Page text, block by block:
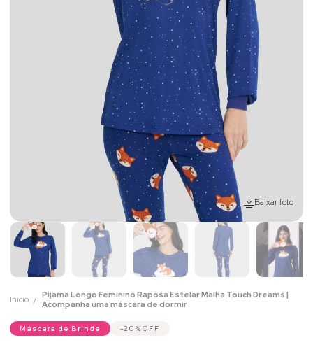
Baixar foto
Início
Pijama Longo Feminino Raposa Estelar Malha Touch Dreams |
Acompanha uma máscara de dormir
Máscara de Brinde 20% OFF